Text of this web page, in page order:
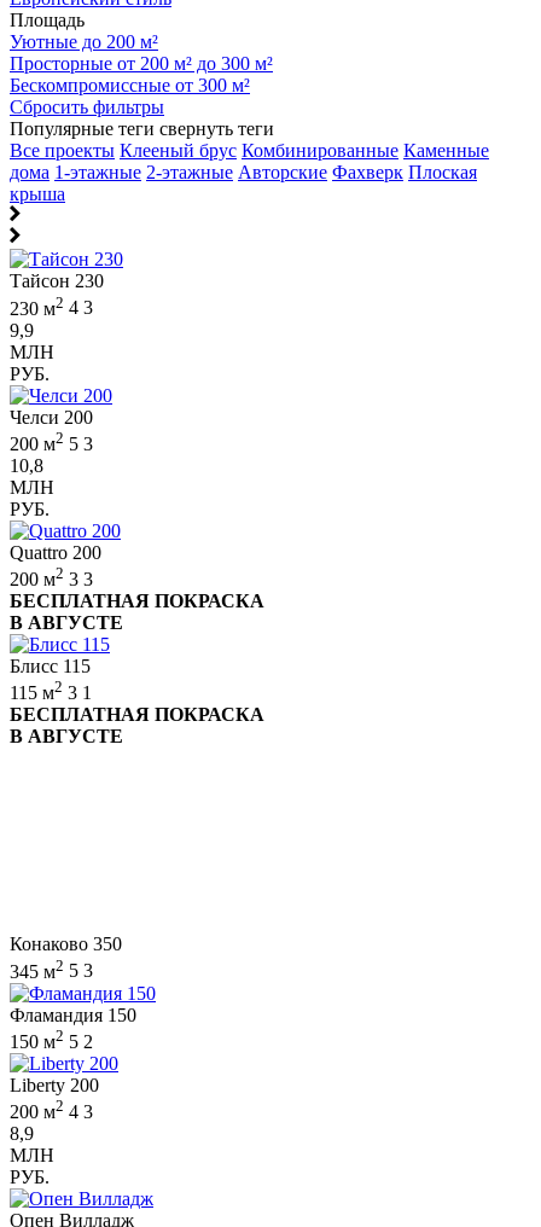
Площадь
Уютные до 200 м²
Просторные от 200 м² до 300 м²
Бескомпромиссные от 300 м²
Сбросить фильтры
Популярные теги свернуть теги
Все проекты Клееный брус Комбинированные Каменные
дома 1-этажные 2-этажные Авторские Фахверк Плоская
крыша
Тайсон 230
230 м2 4 3
9,9
МЛН
РУБ.
Челси 200
200 м2 5 3
10,8
МЛН
РУБ.
Quattro 200
200 м2 3 3
БЕСПЛАТНАЯ ПОКРАСКА
В АВГУСТЕ
Блисс 115
115 м2 3 1
БЕСПЛАТНАЯ ПОКРАСКА
В АВГУСТЕ
Конаково 350
345 м2 5 3
Фламандия 150
150 м2 5 2
Liberty 200
200 м2 4 3
8,9
МЛН
РУБ.
Опен Вилладж